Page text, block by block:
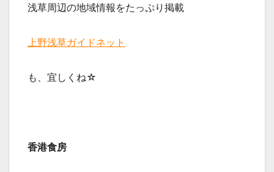
浅草周辺の地域情報をたっぷり掲載
上野浅草ガイドネット
も、宜しくね☆
香港食房